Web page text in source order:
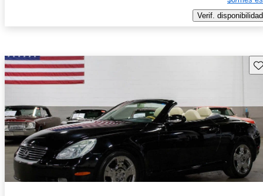
Verif. disponibilidad